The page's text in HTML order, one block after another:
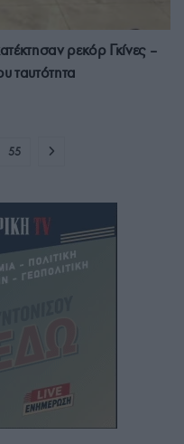
ρεκόρ Γκίνες –
ταυτότητα
55